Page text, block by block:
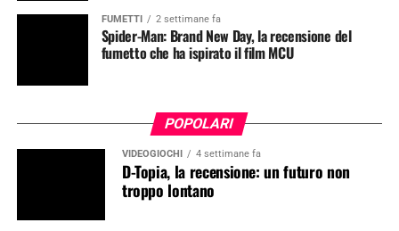
FUMETTI 2 settimane fa
Spider-Man: Brand New Day, la recensione del
fumetto che ha ispirato il film MCU
POPOLARI
VIDEOGIOCHI 4 settimane fa
D-Topia, la recensione: un futuro non
troppo lontano